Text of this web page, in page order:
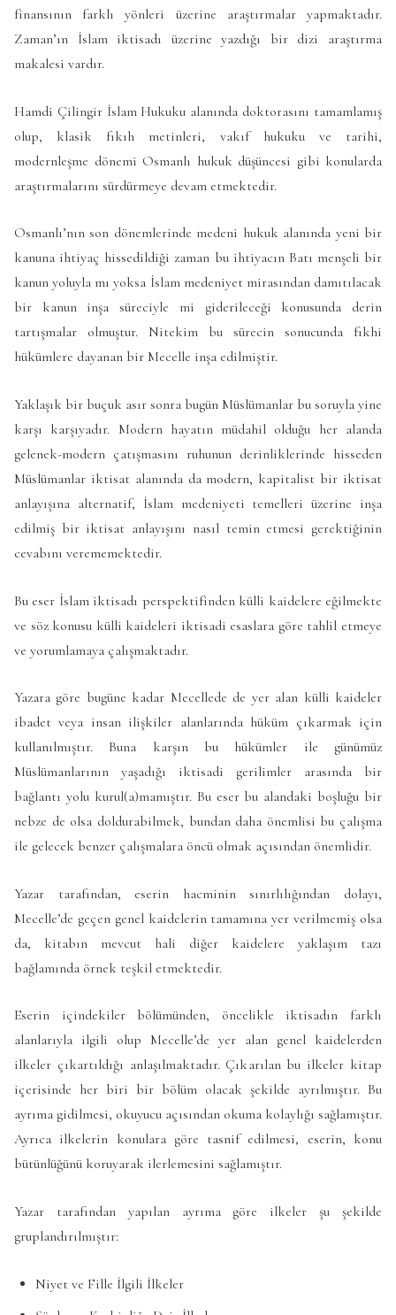
finansının farklı yönleri üzerine araştırmalar yapmaktadır.
Zaman’ın İslam iktisadı üzerine yazdığı bir dizi araştırma
makalesi vardır.
Hamdi Çilingir İslam Hukuku alanında doktorasını tamamlamış
olup, klasik fıkıh metinleri, vakıf hukuku ve tarihi,
modernleşme dönemi Osmanlı hukuk düşüncesi gibi konularda
araştırmalarını sürdürmeye devam etmektedir.
Osmanlı’nın son dönemlerinde medeni hukuk alanında yeni bir
kanuna ihtiyaç hissedildiği zaman bu ihtiyacın Batı menşeli bir
kanun yoluyla mı yoksa İslam medeniyet mirasından damıtılacak
bir kanun inşa süreciyle mi giderileceği konusunda derin
tartışmalar olmuştur. Nitekim bu sürecin sonucunda fıkhi
hükümlere dayanan bir Mecelle inşa edilmiştir.
Yaklaşık bir buçuk asır sonra bugün Müslümanlar bu soruyla yine
karşı karşıyadır. Modern hayatın müdahil olduğu her alanda
gelenek-modern çatışmasını ruhunun derinliklerinde hisseden
Müslümanlar iktisat alanında da modern, kapitalist bir iktisat
anlayışına alternatif, İslam medeniyeti temelleri üzerine inşa
edilmiş bir iktisat anlayışını nasıl temin etmesi gerektiğinin
cevabını verememektedir.
Bu eser İslam iktisadı perspektifinden külli kaidelere eğilmekte
ve söz konusu külli kaideleri iktisadi esaslara göre tahlil etmeye
ve yorumlamaya çalışmaktadır.
Yazara göre bugüne kadar Mecellede de yer alan külli kaideler
ibadet veya insan ilişkiler alanlarında hüküm çıkarmak için
kullanılmıştır. Buna karşın bu hükümler ile günümüz
Müslümanlarının yaşadığı iktisadi gerilimler arasında bir
bağlantı yolu kurul(a)mamıştır. Bu eser bu alandaki boşluğu bir
nebze de olsa doldurabilmek, bundan daha önemlisi bu çalışma
ile gelecek benzer çalışmalara öncü olmak açısından önemlidir.
Yazar tarafından, eserin hacminin sınırlılığından dolayı,
Mecelle’de geçen genel kaidelerin tamamına yer verilmemiş olsa
da, kitabın mevcut hali diğer kaidelere yaklaşım tazı
bağlamında örnek teşkil etmektedir.
Eserin içindekiler bölümünden, öncelikle iktisadın farklı
alanlarıyla ilgili olup Mecelle’de yer alan genel kaidelerden
ilkeler çıkartıldığı anlaşılmaktadır. Çıkarılan bu ilkeler kitap
içerisinde her biri bir bölüm olacak şekilde ayrılmıştır. Bu
ayrıma gidilmesi, okuyucu açısından okuma kolaylığı sağlamıştır.
Ayrıca ilkelerin konulara göre tasnif edilmesi, eserin, konu
bütünlüğünü koruyarak ilerlemesini sağlamıştır.
Yazar tarafından yapılan ayrıma göre ilkeler şu şekilde
gruplandırılmıştır:
Niyet ve Fille İlgili İlkeler